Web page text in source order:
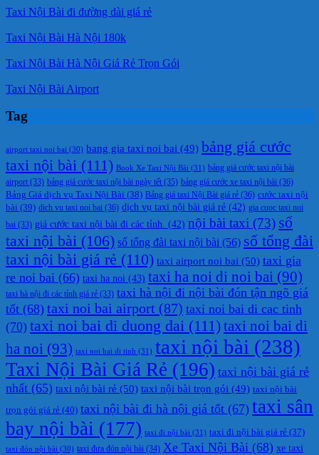
Taxi Nội Bài đi đường dài giá rẻ
Taxi Nội Bài Hà Nội 180k
Taxi Nội Bài Hà Nội Giá Rẻ Trọn Gói
Taxi Nội Bài Airport
Tag
airport taxi noi bai (30) bang gia taxi noi bai (49) bảng giá cước
taxi nội bài (111) Book Xe Taxi Nội Bài (31) bảng giá cước taxi nội bài
airport (33) bảng giá cước taxi nội bài ngày tết (35) bảng giá cước xe taxi nội bài (36)
Bảng Giá dịch vụ Taxi Nội Bài (38) Bảng giá taxi Nội Bài giá rẻ (36) cước taxi nội
bài (39) dich vu taxi noi bai (36) dịch vụ taxi nội bài giá rẻ (42) gia cuoc taxi noi
bai (33) giá cước taxi nội bài đi các tỉnh. (42) nội bài taxi (73) số
taxi nội bài (106) số tổng đài taxi nội bài (56) số tổng đài
taxi nội bài giá rẻ (110) taxi airport noi bai (50) taxi gia
re noi bai (66) taxi ha noi (43) taxi ha noi di noi bai (90)
taxi hà nội đi các tỉnh giá rẻ (33) taxi hà nội đi nội bài đón tận ngõ giá
tốt (68) taxi noi bai airport (87) taxi noi bai di cac tinh
(70) taxi noi bai di duong dai (111)taxi noi bai di
ha noi (93) taxi noi bai di tinh (31) taxi nội bài (238)
Taxi Nội Bài Giá Rẻ (196) taxi nội bài giá rẻ
nhất (65) taxi nội bài rẻ (50) taxi nội bài trọn gói (49) taxi nội bài
trọn gói giá rẻ (40) taxi nội bài đi hà nội giá tốt (67) taxi sân
bay nội bài (177) taxi đi nội bài (31) taxi đi nội bài giá rẻ (37)
taxi đón nội bài (30) taxi đưa đón nội bài (34) Xe Taxi Nội Bài (68) xe taxi